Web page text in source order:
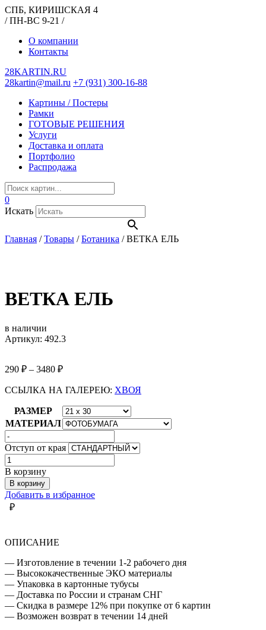
СПБ, КИРИШСКАЯ 4
/ ПН-ВС 9-21 /
О компании
Контакты
28KARTIN.RU
28kartin@mail.ru +7 (931) 300-16-88
Картины / Постеры
Рамки
ГОТОВЫЕ РЕШЕНИЯ
Услуги
Доставка и оплата
Портфолио
Распродажа
0
Искать
Главная /Товары /Ботаника /ВЕТКА ЕЛЬ
ВЕТКА ЕЛЬ
в наличии
Артикул: 492.3
290 ₽ – 3480 ₽
ССЫЛКА НА ГАЛЕРЕЮ: ХВОЯ
РАЗМЕР
МАТЕРИАЛ
Отступ от края
Количество
товара
ВЕТКА
ЕЛЬ
В корзину
В корзину
Добавить в избранное
₽
ОПИСАНИЕ
— Изготовление в течении 1-2 рабочего дня
— Высококачественные ЭКО материалы
— Упаковка в картонные тубусы
— Доставка по России и странам СНГ
— Скидка в размере 12% при покупке от 6 картин
— Возможен возврат в течении 14 дней